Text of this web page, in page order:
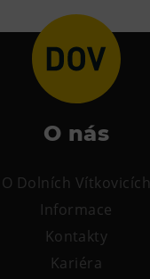
ART
Vítkovice
O nás
O Dolních Vítkovicích
Informace
Kontakty
Kariéra